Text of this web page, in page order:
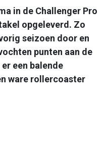
in de Challenger Pro
opgeleverd. Zo
seizoen door en
punten aan de
een balende
ware rollercoaster